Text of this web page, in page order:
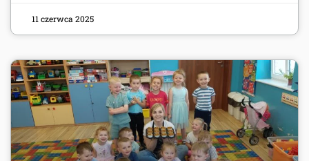
11 czerwca 2025